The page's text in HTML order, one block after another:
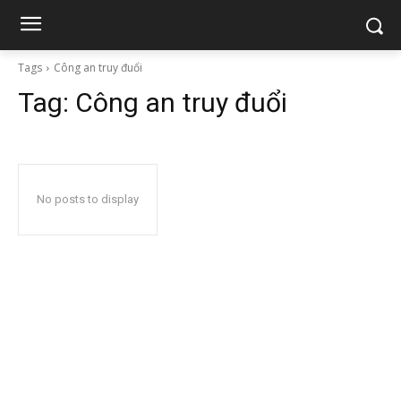
Tags Công an truy đuổi
Tag: Công an truy đuổi
No posts to display